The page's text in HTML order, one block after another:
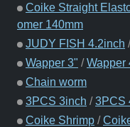
Coike Straight
omer 140mm
JUDY FISH 4.2inch
Wapper 3" /Wapper
Chain worm
3PCS 3inch /3PCS
Coike Shrimp /